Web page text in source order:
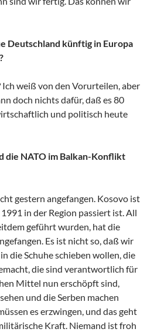
Deutschland künftig in Europa
Ich weiß von den Vorurteilen, aber
doch nichts dafür, daß es 80
und politisch heute
die NATO im Balkan-Konflikt
gestern angefangen. Kosovo ist
in der Region passiert ist. All
geführt wurden, hat die
Es ist nicht so, daß wir
die Schuhe schieben wollen, die
die sind verantwortlich für
Mittel nun erschöpft sind,
und die Serben machen
es erzwingen, und das geht
Kraft. Niemand ist froh